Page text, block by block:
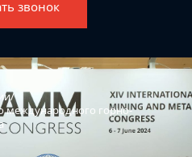
звонок
/
международного горно-